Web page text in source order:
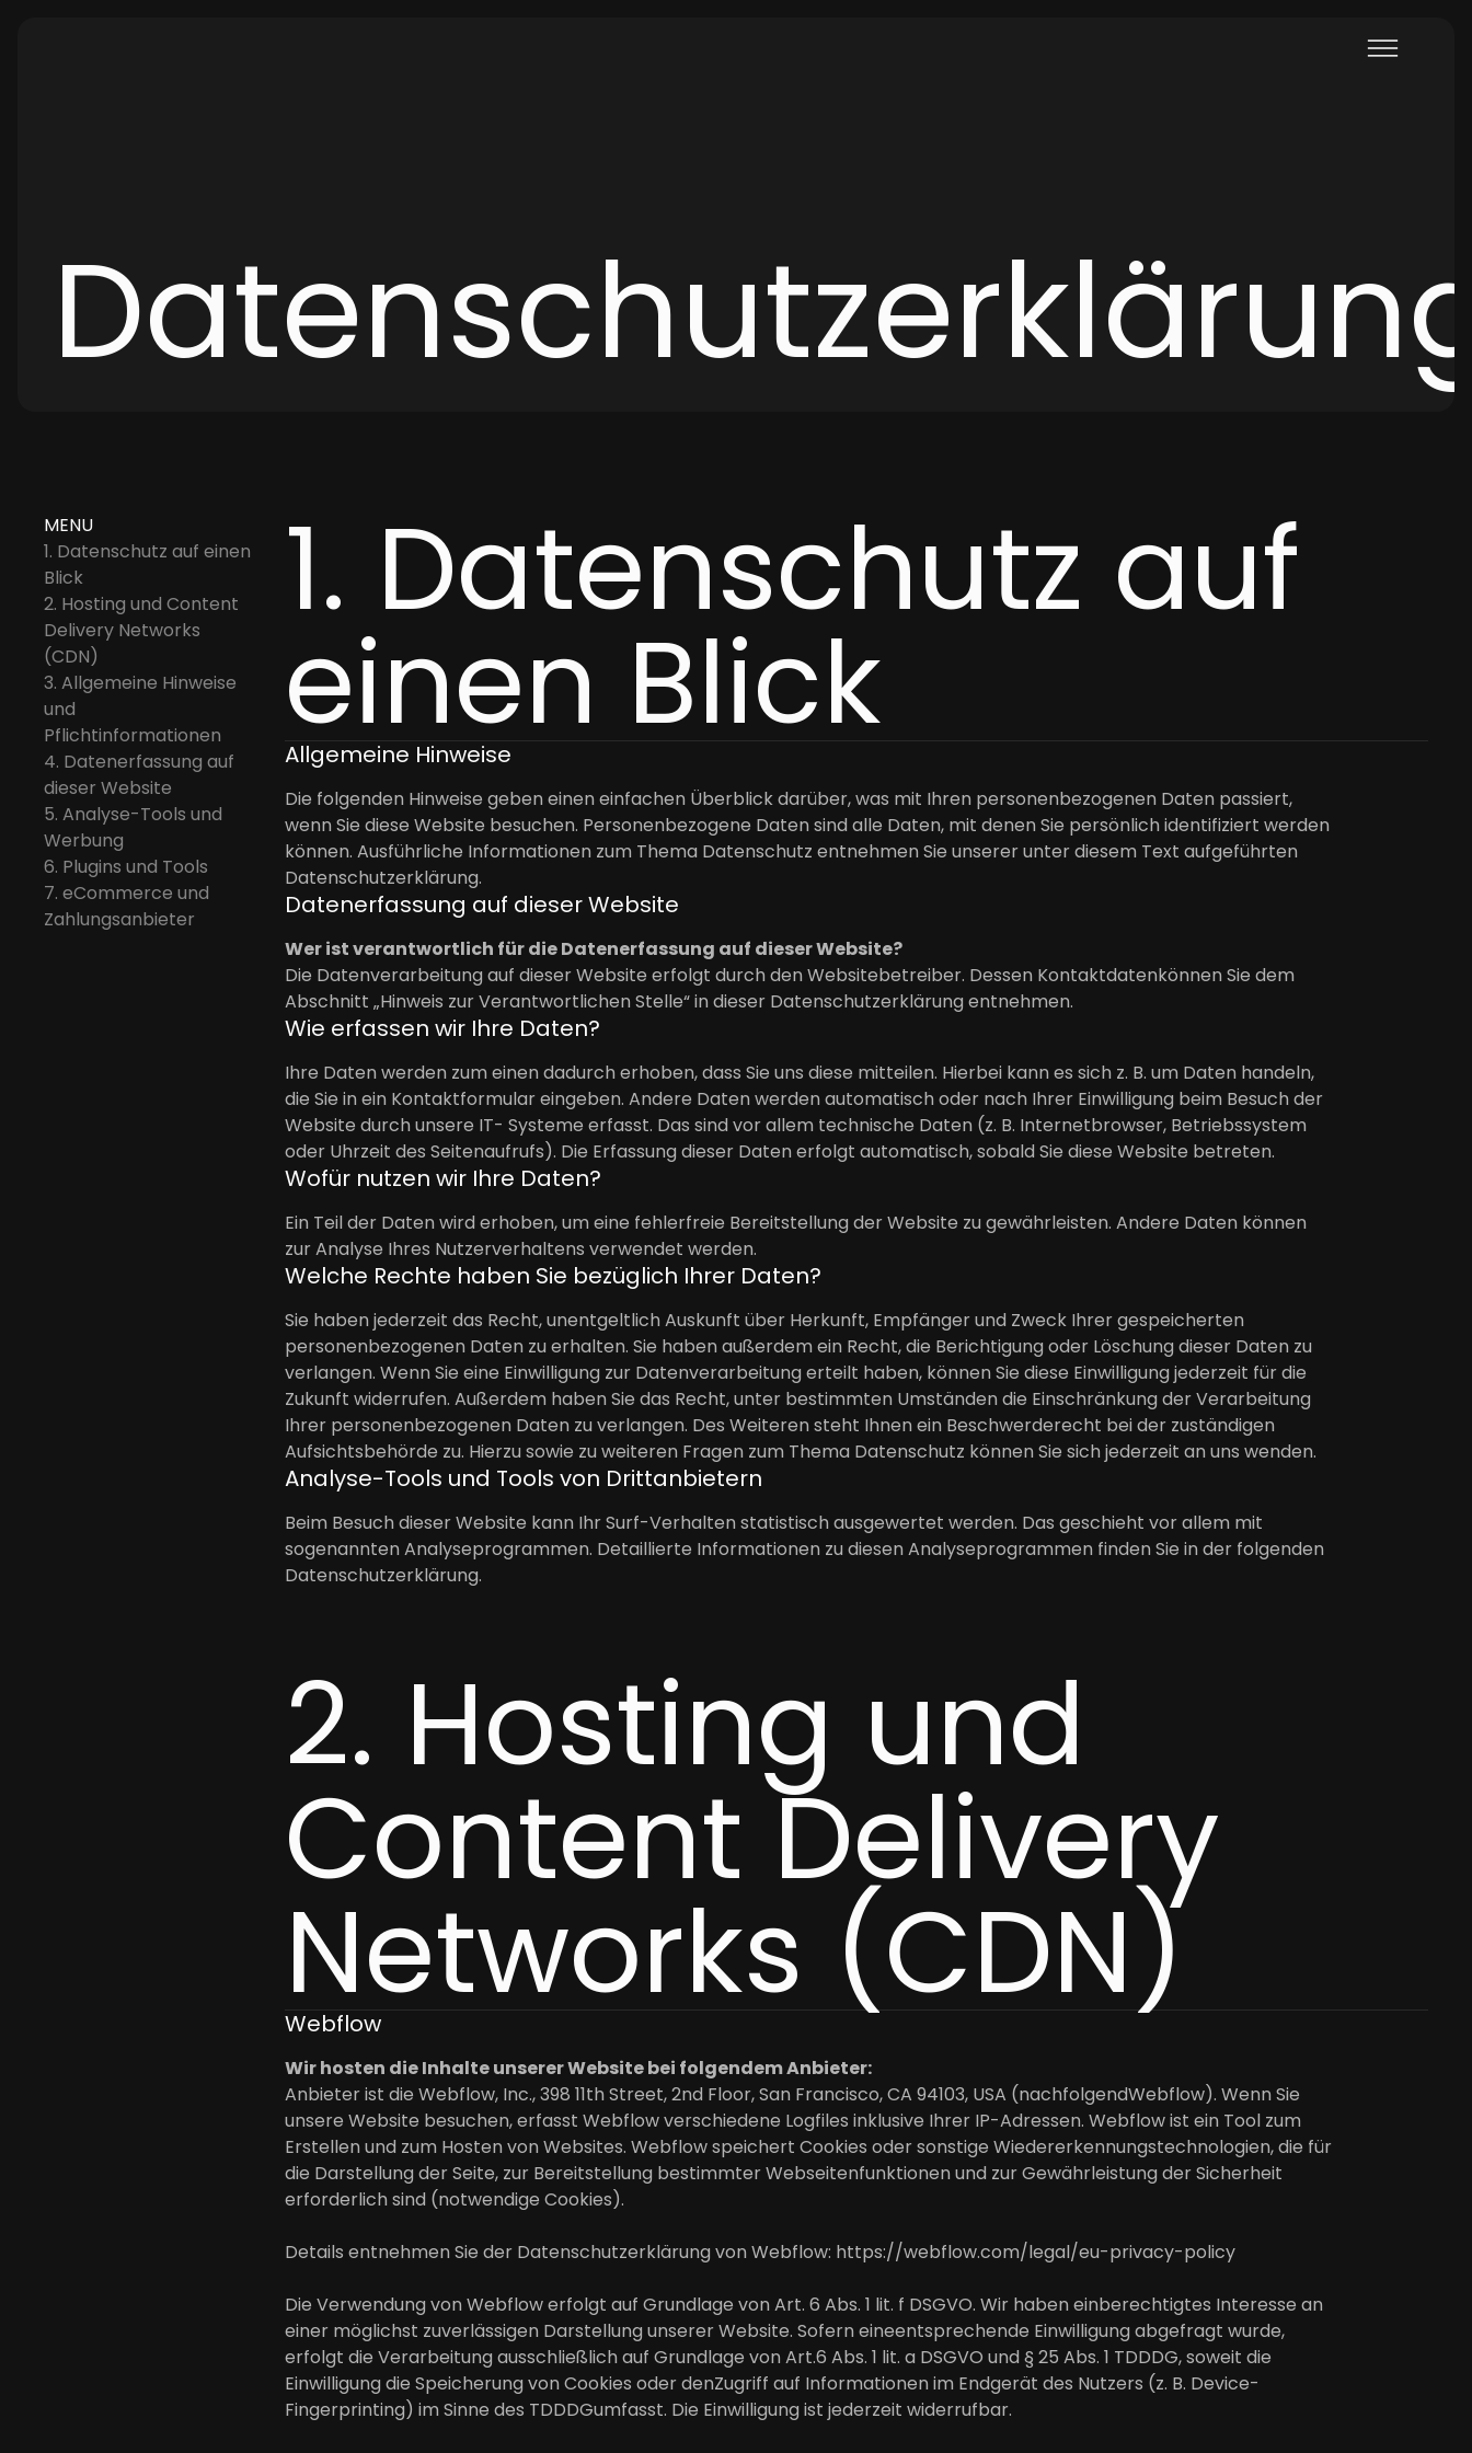
MENU
1. Datenschutz auf einen
Blick
2. Hosting und Content
Delivery Networks
(CDN)
3. Allgemeine Hinweise
und
Pflichtinformationen
4. Datenerfassung auf
dieser Website
5. Analyse-Tools und
Werbung
6. Plugins und Tools
7. eCommerce und
Zahlungsanbieter
1. Datenschutz auf
einen Blick
Allgemeine Hinweise
Die folgenden Hinweise geben einen einfachen Überblick darüber, was mit Ihren personenbezogenen Daten passiert,
wenn Sie diese Website besuchen. Personenbezogene Daten sind alle Daten, mit denen Sie persönlich identifiziert werden
können. Ausführliche Informationen zum Thema Datenschutz entnehmen Sie unserer unter diesem Text aufgeführten
Datenschutzerklärung.
Datenerfassung auf dieser Website
Wer ist verantwortlich für die Datenerfassung auf dieser Website?
Die Datenverarbeitung auf dieser Website erfolgt durch den Websitebetreiber. Dessen Kontaktdatenkönnen Sie dem
Abschnitt „Hinweis zur Verantwortlichen Stelle“ in dieser Datenschutzerklärung entnehmen.
Wie erfassen wir Ihre Daten?
Ihre Daten werden zum einen dadurch erhoben, dass Sie uns diese mitteilen. Hierbei kann es sich z. B. um Daten handeln,
die Sie in ein Kontaktformular eingeben. Andere Daten werden automatisch oder nach Ihrer Einwilligung beim Besuch der
Website durch unsere IT- Systeme erfasst. Das sind vor allem technische Daten (z. B. Internetbrowser, Betriebssystem
oder Uhrzeit des Seitenaufrufs). Die Erfassung dieser Daten erfolgt automatisch, sobald Sie diese Website betreten.
Wofür nutzen wir Ihre Daten?
Ein Teil der Daten wird erhoben, um eine fehlerfreie Bereitstellung der Website zu gewährleisten. Andere Daten können
zur Analyse Ihres Nutzerverhaltens verwendet werden.
Welche Rechte haben Sie bezüglich Ihrer Daten?
Sie haben jederzeit das Recht, unentgeltlich Auskunft über Herkunft, Empfänger und Zweck Ihrer gespeicherten
personenbezogenen Daten zu erhalten. Sie haben außerdem ein Recht, die Berichtigung oder Löschung dieser Daten zu
verlangen. Wenn Sie eine Einwilligung zur Datenverarbeitung erteilt haben, können Sie diese Einwilligung jederzeit für die
Zukunft widerrufen. Außerdem haben Sie das Recht, unter bestimmten Umständen die Einschränkung der Verarbeitung
Ihrer personenbezogenen Daten zu verlangen. Des Weiteren steht Ihnen ein Beschwerderecht bei der zuständigen
Aufsichtsbehörde zu. Hierzu sowie zu weiteren Fragen zum Thema Datenschutz können Sie sich jederzeit an uns wenden.
Analyse-Tools und Tools von Drittanbietern
Beim Besuch dieser Website kann Ihr Surf-Verhalten statistisch ausgewertet werden. Das geschieht vor allem mit
sogenannten Analyseprogrammen. Detaillierte Informationen zu diesen Analyseprogrammen finden Sie in der folgenden
Datenschutzerklärung.
2. Hosting und
Content Delivery
Networks (CDN)
Webflow
Wir hosten die Inhalte unserer Website bei folgendem Anbieter:
Anbieter ist die Webflow, Inc., 398 11th Street, 2nd Floor, San Francisco, CA 94103, USA (nachfolgendWebflow). Wenn Sie
unsere Website besuchen, erfasst Webflow verschiedene Logfiles inklusive Ihrer IP-Adressen. Webflow ist ein Tool zum
Erstellen und zum Hosten von Websites. Webflow speichert Cookies oder sonstige Wiedererkennungstechnologien, die für
die Darstellung der Seite, zur Bereitstellung bestimmter Webseitenfunktionen und zur Gewährleistung der Sicherheit
erforderlich sind (notwendige Cookies).
Details entnehmen Sie der Datenschutzerklärung von Webflow: https://webflow.com/legal/eu-privacy-policy
Die Verwendung von Webflow erfolgt auf Grundlage von Art. 6 Abs. 1 lit. f DSGVO. Wir haben einberechtigtes Interesse an
einer möglichst zuverlässigen Darstellung unserer Website. Sofern eineentsprechende Einwilligung abgefragt wurde,
erfolgt die Verarbeitung ausschließlich auf Grundlage von Art.6 Abs. 1 lit. a DSGVO und § 25 Abs. 1 TDDDG, soweit die
Einwilligung die Speicherung von Cookies oder denZugriff auf Informationen im Endgerät des Nutzers (z. B. Device-
Fingerprinting) im Sinne des TDDDGumfasst. Die Einwilligung ist jederzeit widerrufbar.